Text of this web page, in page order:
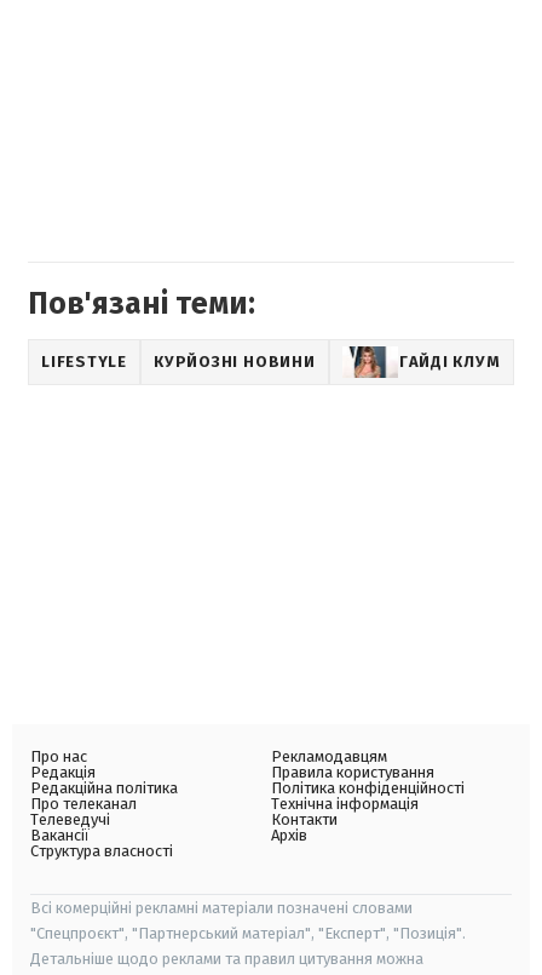
Пов'язані теми:
LIFESTYLE КУРЙОЗНІ НОВИНИ ГАЙДІ КЛУМ
Про нас
Редакція
Редакційна політика
Про телеканал
Телеведучі
Вакансії
Структура власності
Рекламодавцям
Правила користування
Політика конфіденційності
Технічна інформація
Контакти
Архів
Всі комерційні рекламні матеріали позначені словами
"Спецпроєкт", "Партнерський матеріал", "Експерт", "Позиція".
Детальніше щодо реклами та правил цитування можна